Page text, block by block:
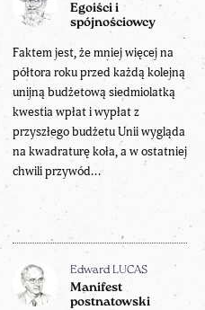
Egoiści i
spójnościowcy
Faktem jest, że mniej więcej na
półtora roku przed każdą kolejną
unijną budżetową siedmiolatką
kwestia wpłat i wypłat z
przyszłego budżetu Unii wygląda
na kwadraturę koła, a w ostatniej
chwili przywód...
Edward LUCAS
Manifest
postnatowski